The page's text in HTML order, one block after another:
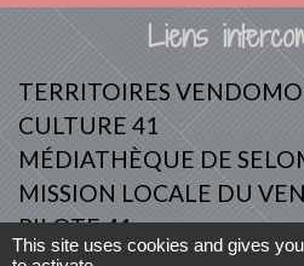
Liens
TERRITOIRES
CULTURE 41
MÉDIATHÈQUE DE
MISSION LOCALE DU
PILOTE 41
This site uses cookies and gives